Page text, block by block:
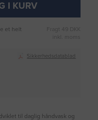
I KURV
et helt
Fragt 49 DKK
inkl. moms
Sikkerhedsdatablad
til daglig håndvask og